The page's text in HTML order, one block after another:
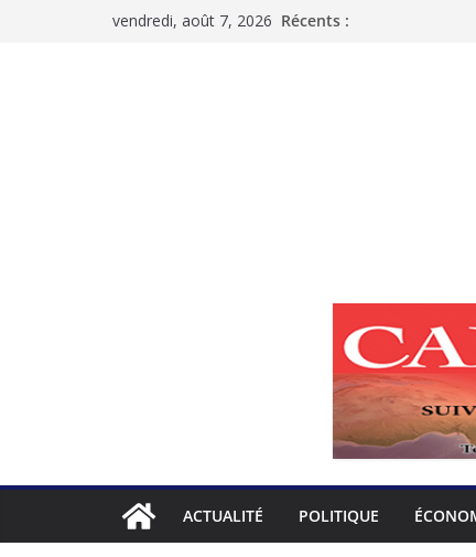
vendredi, août 7, 2026 Récents :
ACTUALITÉ POLITIQUE